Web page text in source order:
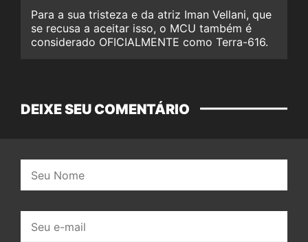
Para a sua tristeza e da atriz Iman Vellani, que
se recusa a aceitar isso, o MCU também é
considerado OFICIALMENTE como Terra-616.
DEIXE SEU COMENTÁRIO
mail: